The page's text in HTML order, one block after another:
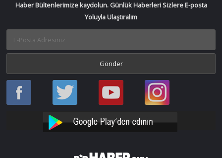
Haber Bültenlerimize kaydolun. Günlük Haberleri Sizlere E-posta
Yoluyla Ulaştıralım
Haber
Oku
Haber
Oku
Bir
Haber
YouTube
Bir
Haber
Instagram